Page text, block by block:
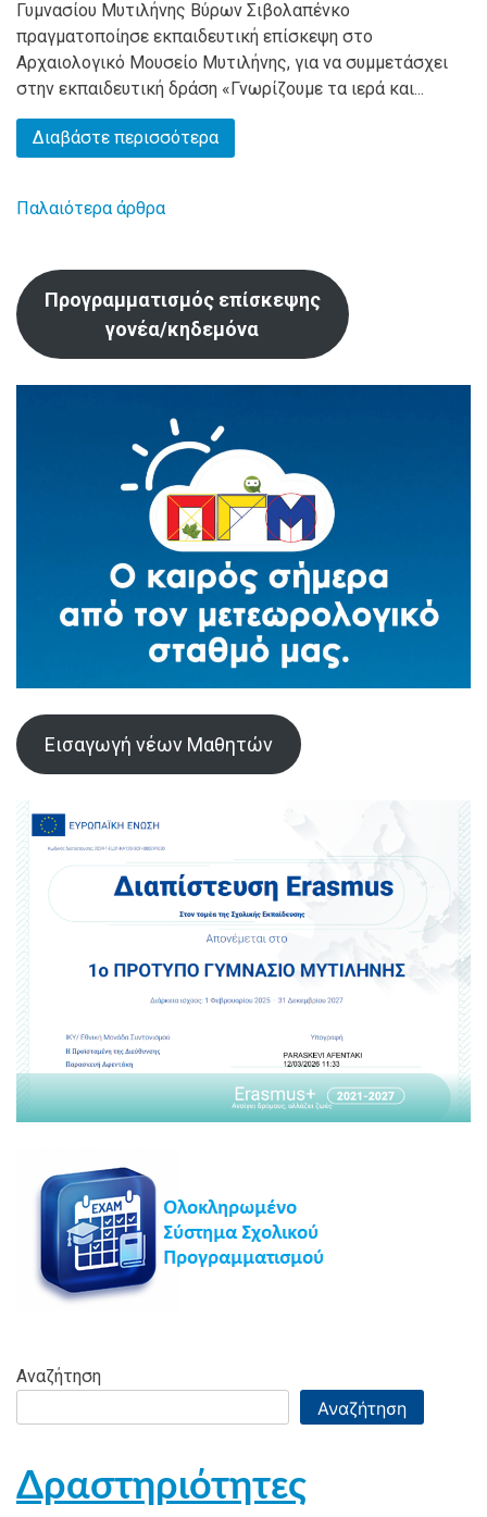
Γυμνασίου Μυτιλήνης Βύρων Σιβολαπένκο
πραγματοποίησε εκπαιδευτική επίσκεψη στο
Αρχαιολογικό Μουσείο Μυτιλήνης, για να συμμετάσχει
στην εκπαιδευτική δράση «Γνωρίζουμε τα ιερά και...
Διαβάστε περισσότερα
Πλοήγηση
άρθρων
Παλαιότερα άρθρα
Προγραμματισμός επίσκεψης
γονέα/κηδεμόνα
Εισαγωγή νέων Μαθητών
Αναζήτηση
Αναζήτηση
Δραστηριότητες